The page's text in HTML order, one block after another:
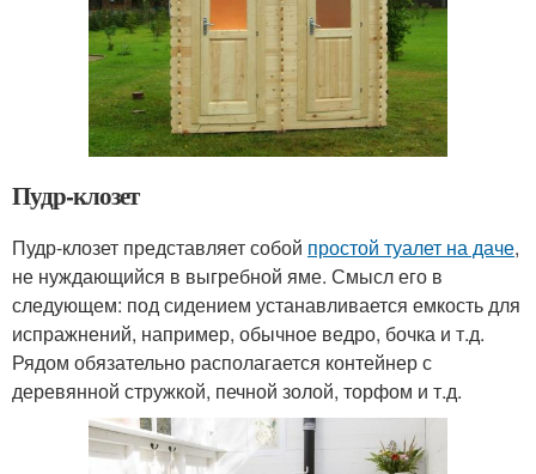
Пудр-клозет
Пудр-клозет представляет собой простой туалет на даче,
не нуждающийся в выгребной яме. Смысл его в
следующем: под сидением устанавливается емкость для
испражнений, например, обычное ведро, бочка и т.д.
Рядом обязательно располагается контейнер с
деревянной стружкой, печной золой, торфом и т.д.